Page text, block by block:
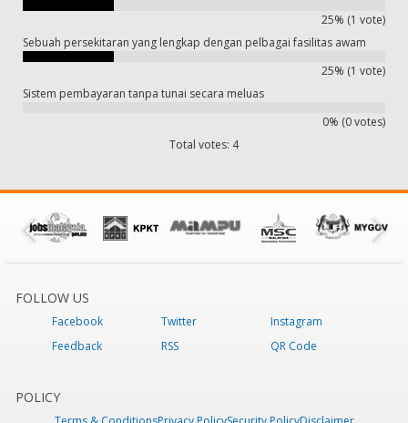
25% (1 vote)
Sebuah persekitaran yang lengkap dengan pelbagai fasilitas awam
25% (1 vote)
Sistem pembayaran tanpa tunai secara meluas
0% (0 votes)
Total votes: 4
FOLLOW US
Facebook Twitter
Instagram
Feedback
RSS QR Code
POLICY